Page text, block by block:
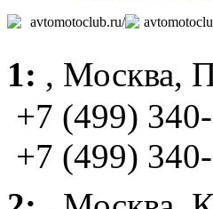
avtomotoclub.ru/
1: , Москва,
+7 (499)
+7 (499)